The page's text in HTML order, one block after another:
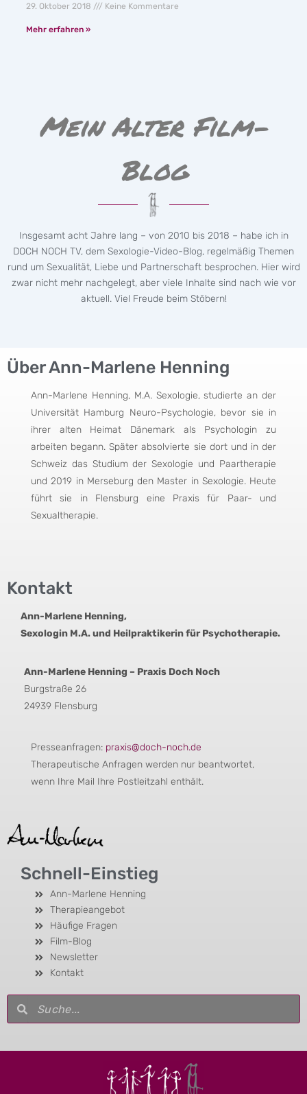
29. Oktober 2018 Keine Kommentare
Mehr erfahren »
Mein Alter Film-
Blog
Insgesamt acht Jahre lang – von 2010 bis 2018 – habe ich in
DOCH NOCH TV, dem Sexologie-Video-Blog, regelmäßig Themen
rund um Sexualität, Liebe und Partnerschaft besprochen. Hier wird
zwar nicht mehr nachgelegt, aber viele Inhalte sind nach wie vor
aktuell. Viel Freude beim Stöbern!
Über Ann-Marlene Henning
Ann-Marlene Henning, M.A. Sexologie, studierte an der
Universität Hamburg Neuro-Psychologie, bevor sie in
ihrer alten Heimat Dänemark als Psychologin zu
arbeiten begann. Später absolvierte sie dort und in der
Schweiz das Studium der Sexologie und Paartherapie
und 2019 in Merseburg den Master in Sexologie. Heute
führt sie in Flensburg eine Praxis für Paar- und
Sexualtherapie.
Kontakt
Ann-Marlene Henning,
Sexologin M.A. und Heilpraktikerin für Psychotherapie.
Ann-Marlene Henning – Praxis Doch Noch
Burgstraße 26
24939 Flensburg
Presseanfragen: praxis@doch-noch.de
Therapeutische Anfragen werden nur beantwortet,
wenn Ihre Mail Ihre Postleitzahl enthält.
Schnell-Einstieg
Ann-Marlene Henning
Therapieangebot
Häufige Fragen
Film-Blog
Newsletter
Kontakt
SucheSuche